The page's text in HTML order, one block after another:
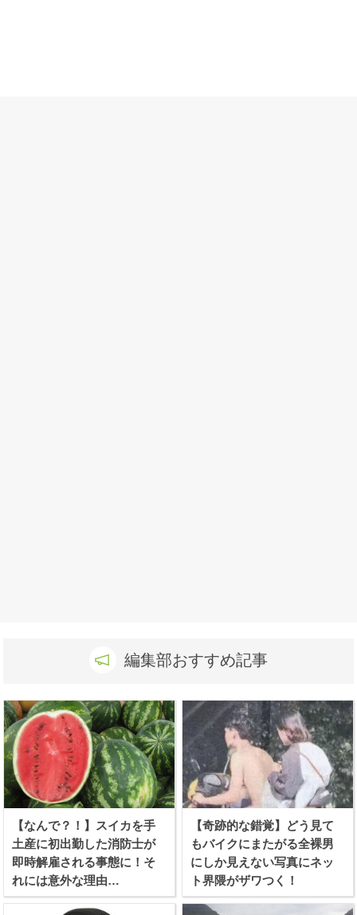
編集部おすすめ記事
【なんで？！】スイカを手
土産に初出勤した消防士が
即時解雇される事態に！そ
れには意外な理由
が、、、！
【奇跡的な錯覚】どう見て
もバイクにまたがる全裸男
にしか見えない写真にネッ
ト界隈がザワつく！